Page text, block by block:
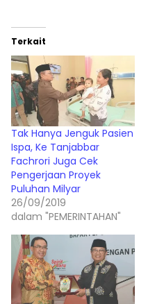
Terkait
Tak Hanya Jenguk Pasien
Ispa, Ke Tanjabbar
Fachrori Juga Cek
Pengerjaan Proyek
Puluhan Milyar
26/09/2019
dalam "PEMERINTAHAN"